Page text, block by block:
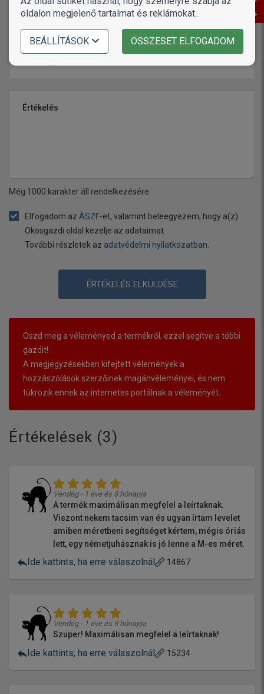
Értékelés
Még 1000 karakter áll rendelkezésére
Elfogadom az ÁSZF-et, valamint beleegyezem, hogy a(z)
Okosgazdi oldal kezelje az adataimat.
További részletek az adatvédelmi nyilatkozatban
ÉRTÉKELÉS ELKÜLDÉSE
Oszd meg a véleményed a termékről, ezzel segítve a többi
gazdit!
A megjegyzésekben kifejtett vélemények a
hozzászólások szerzőinek magánvéleményei, és nem
tükrözik ennek az internetes portálnak a véleményét.
Értékelések (3)
Vendég - 1 éve és 8 hónapja
A termék maximálisan megfelel a leírtaknak.
Viszont nekem tacsim van és ugyan írtam levelet
amiben méretbeni segítséget kértem, mégis óriás
lett, egy németjuhásznak is jó lenne a M-es méret.
Ide kattints, ha erre válaszolnál 14867
Vendég - 1 éve és 9 hónapja
Szuper! Maximálisan megfelel a leírtaknak!
Ide kattints, ha erre válaszolnál 15234
oldalon megjelenő tartalmat és reklámokat..
BEÁLLÍTÁSOK ÖSSZESET ELFOGADOM